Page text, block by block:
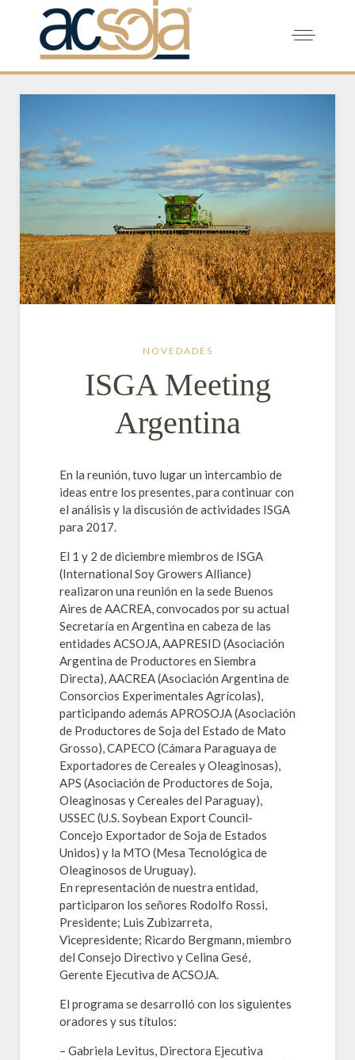
NOVEDADES
ISGA Meeting
Argentina
En la reunión, tuvo lugar un intercambio de
ideas entre los presentes, para continuar con
el análisis y la discusión de actividades ISGA
para 2017.
El 1 y 2 de diciembre miembros de ISGA
(International Soy Growers Alliance)
realizaron una reunión en la sede Buenos
Aires de AACREA, convocados por su actual
Secretaría en Argentina en cabeza de las
entidades ACSOJA, AAPRESID (Asociación
Argentina de Productores en Siembra
Directa), AACREA (Asociación Argentina de
Consorcios Experimentales Agrícolas),
participando además APROSOJA (Asociación
de Productores de Soja del Estado de Mato
Grosso), CAPECO (Cámara Paraguaya de
Exportadores de Cereales y Oleaginosas),
APS (Asociación de Productores de Soja,
Oleaginosas y Cereales del Paraguay),
USSEC (U.S. Soybean Export Council-
Concejo Exportador de Soja de Estados
Unidos) y la MTO (Mesa Tecnológica de
Oleaginosos de Uruguay).
En representación de nuestra entidad,
participaron los señores Rodolfo Rossi,
Presidente; Luis Zubizarreta,
Vicepresidente; Ricardo Bergmann, miembro
del Consejo Directivo y Celina Gesé,
Gerente Ejecutiva de ACSOJA.
El programa se desarrolló con los siguientes
oradores y sus títulos:
– Gabriela Levitus, Directora Ejecutiva